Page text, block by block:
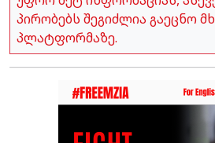
პირობებს შეგიძლია გაეცნო
პლატფორმაზე.